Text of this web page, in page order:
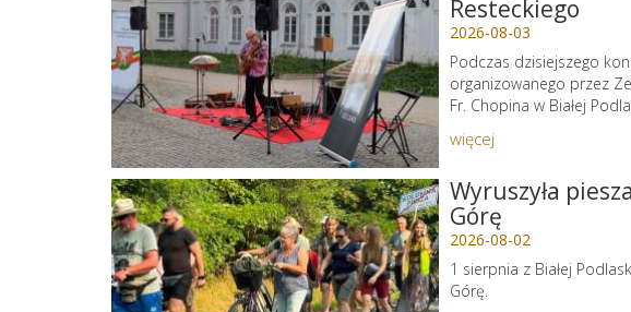
Resteckiego
2026-08-03
Podczas dzisiejszego
organizowanego przez
Fr. Chopina w Białej
więcej
Wyruszyła
Górę
2026-08-02
1 sierpnia z Białej
Górę.